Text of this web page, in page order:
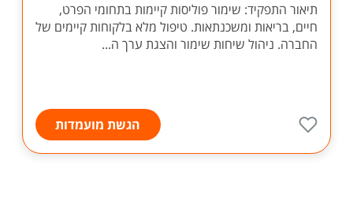
תיאור התפקיד: שימור פוליסות קיימות בתחומי הפרט,
חיים, בריאות ומשכנתאות. טיפול מלא בלקוחות קיימים של
החברה. ניהול שיחות שימור והצגת ערך ה...
הגשת מועמדות